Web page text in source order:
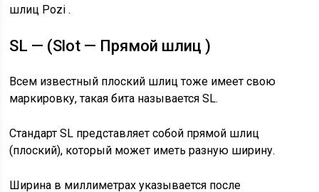
шлиц Pozi .
SL — (Slot — Прямой шлиц )
Всем известный плоский шлиц тоже имеет свою
маркировку, такая бита называется SL.
Стандарт SL представляет собой прямой шлиц
(плоский), который может иметь разную ширину.
Ширина в миллиметрах указывается после